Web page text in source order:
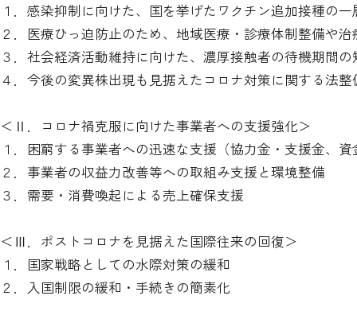
１．感染抑制に向けた、国を挙げたワクチン追加接種の
２．医療ひっ迫防止のため、地域医療・診療体制整備や
３．社会経済活動維持に向けた、濃厚接触者の待機期間
４．今後の変異株出現も見据えたコロナ対策に関する法整
＜Ⅱ．コロナ禍克服に向けた事業者への支援強化＞
１．困窮する事業者への迅速な支援（協力金・支援金、
２．事業者の収益力改善等への取組み支援と環境整備
３．需要・消費喚起による売上確保支援
＜Ⅲ．ポストコロナを見据えた国際往来の回復＞
１．国家戦略としての水際対策の緩和
２．入国制限の緩和・手続きの簡素化